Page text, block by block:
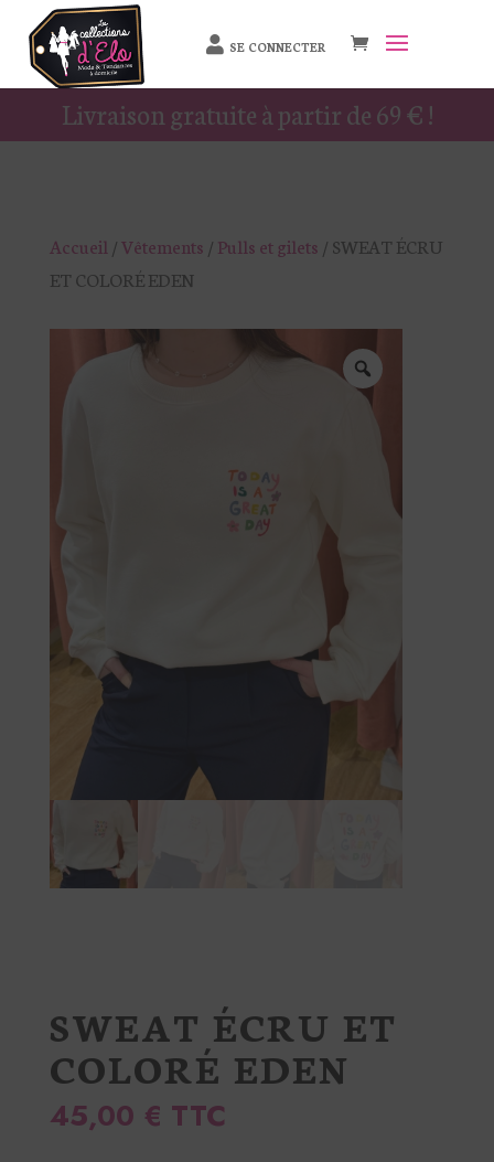
SE CONNECTER
Livraison gratuite à partir de 69 € !
Accueil /Vêtements / Pulls et gilets / SWEAT ÉCRU
ET COLORÉ EDEN
SWEAT ÉCRU ET
COLORÉ EDEN
45,00 € TTC